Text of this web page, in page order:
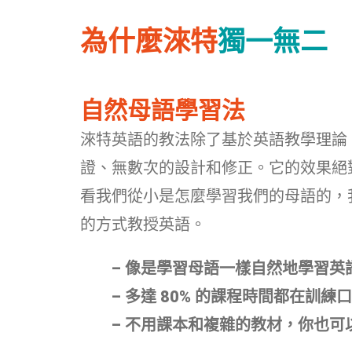
為什麼淶特獨一無二
自然母語學習法
淶特英語的教法除了基於英語教學理
證、無數次的設計和修正。它的效果
看我們從小是怎麼學習我們的母語的
的方式教授英語。
– 像是學習母語一樣自然地學習英
– 多達 80% 的課程時間都在訓練
– 不用課本和複雜的教材，你也可